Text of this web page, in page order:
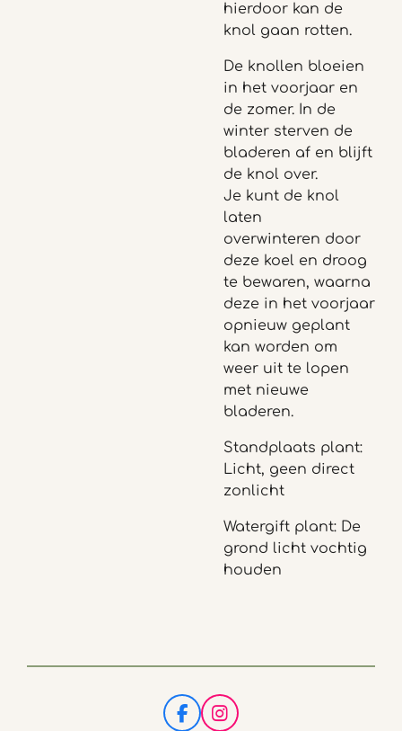
hierdoor kan de
knol gaan rotten.
De knollen bloeien
in het voorjaar en
de zomer. In de
winter sterven de
bladeren af en blijft
de knol over.
Je kunt de knol
laten
overwinteren door
deze koel en droog
te bewaren, waarna
deze in het voorjaar
opnieuw geplant
kan worden om
weer uit te lopen
met nieuwe
bladeren.
Standplaats plant:
Licht, geen direct
zonlicht
Watergift plant: De
grond licht vochtig
houden
F
I